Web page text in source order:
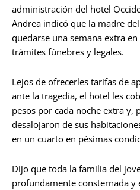
administración del hotel
Andrea indicó que la madre
quedarse una semana extra
trámites fúnebres y legales.
Lejos de ofrecerles tarifas de
ante la tragedia, el hotel les
pesos por cada noche extra y,
desalojaron de sus
en un cuarto en pésimas
Dijo que toda la familia del
profundamente consternada y